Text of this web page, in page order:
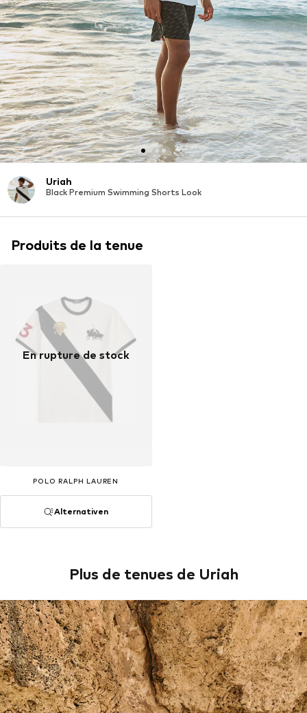
Uriah
Black Premium Swimming Shorts Look
Produits de la tenue
En rupture de stock
POLO RALPH LAUREN
Alternativen
Plus de tenues de Uriah